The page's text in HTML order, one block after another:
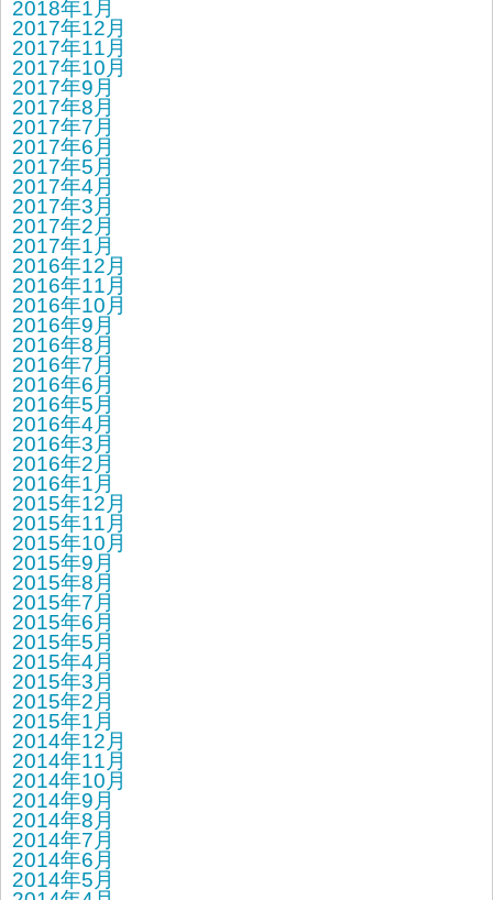
2018年1月
2017年12月
2017年11月
2017年10月
2017年9月
2017年8月
2017年7月
2017年6月
2017年5月
2017年4月
2017年3月
2017年2月
2017年1月
2016年12月
2016年11月
2016年10月
2016年9月
2016年8月
2016年7月
2016年6月
2016年5月
2016年4月
2016年3月
2016年2月
2016年1月
2015年12月
2015年11月
2015年10月
2015年9月
2015年8月
2015年7月
2015年6月
2015年5月
2015年4月
2015年3月
2015年2月
2015年1月
2014年12月
2014年11月
2014年10月
2014年9月
2014年8月
2014年7月
2014年6月
2014年5月